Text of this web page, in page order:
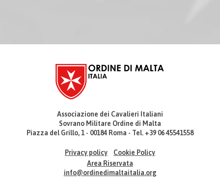
Associazione dei Cavalieri Italiani
Sovrano Militare Ordine di Malta
Piazza del Grillo, 1 - 00184 Roma - Tel. +39 06 45541558
Privacy policy
Cookie Policy
Area Riservata
info@ordinedimaltaitalia.org